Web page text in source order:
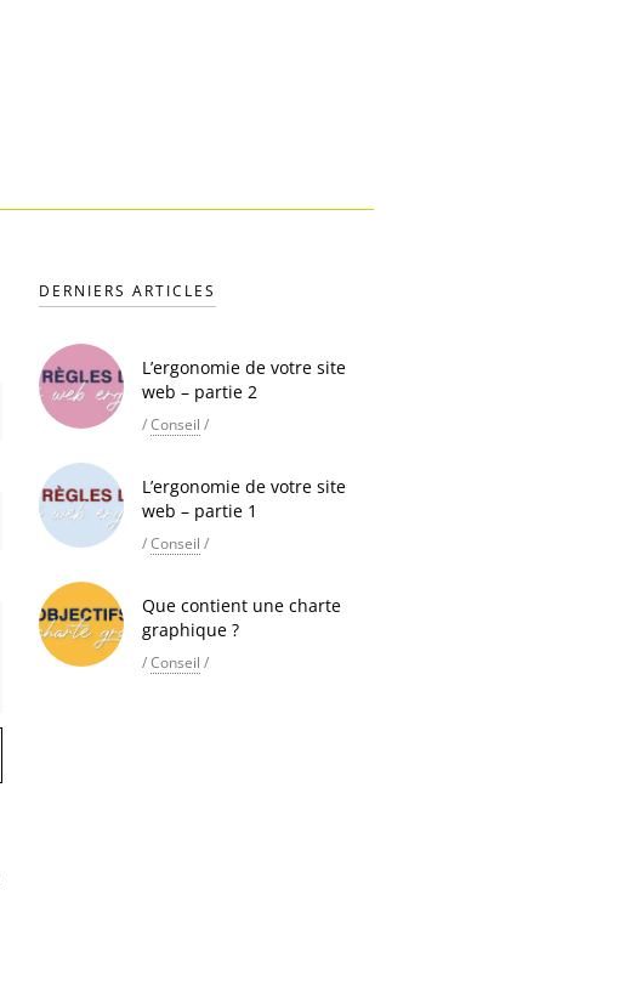
DERNIERS ARTICLES
L’ergonomie de votre site
web – partie 2
/Conseil /
L’ergonomie de votre site
web – partie 1
/Conseil /
Que contient une charte
graphique ?
/Conseil /